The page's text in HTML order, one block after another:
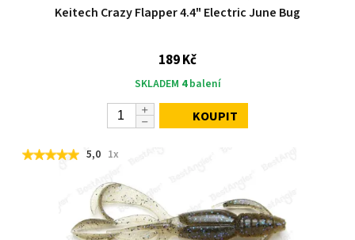
Keitech Crazy Flapper 4.4" Electric June Bug
189 Kč
SKLADEM 4balení
KOUPIT
5,0 1x